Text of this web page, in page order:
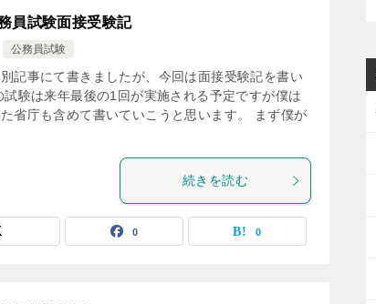
員試験面接受験記
公務員試験
記事にて書きましたが、今回は面接受験記を書い
験は来年最後の1回が実施される予定ですが僕は
省庁も含めて書いていこうと思います。 まず僕が
続きを読む
0 0